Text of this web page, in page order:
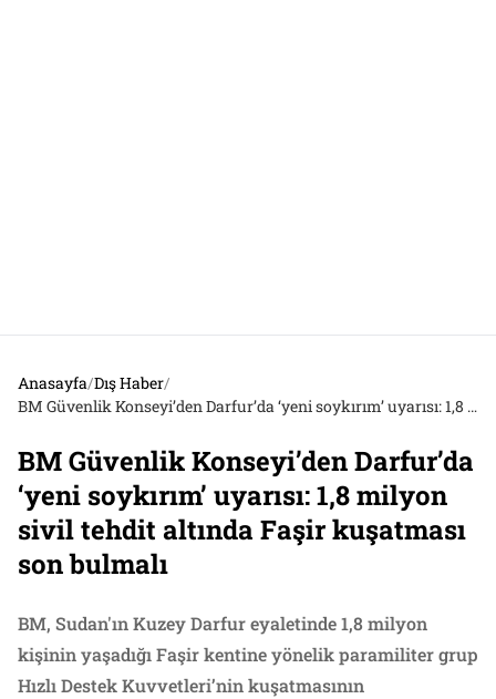
Anasayfa/Dış Haber/
BM Güvenlik Konseyi’den Darfur’da ‘yeni soykırım’ uyarısı: 1,8 milyon sivil tehdit altında Faşir kuşatması son bulmalı
BM Güvenlik Konseyi’den Darfur’da
‘yeni soykırım’ uyarısı: 1,8 milyon
sivil tehdit altında Faşir kuşatması
son bulmalı
BM, Sudan'ın Kuzey Darfur eyaletinde 1,8 milyon
kişinin yaşadığı Faşir kentine yönelik paramiliter grup
Hızlı Destek Kuvvetleri’nin kuşatmasının